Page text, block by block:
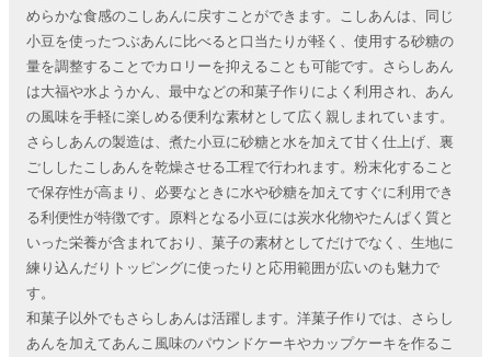
めらかな食感のこしあんに戻すことができます。こしあんは、同じ
小豆を使ったつぶあんに比べると口当たりが軽く、使用する砂糖の
量を調整することでカロリーを抑えることも可能です。さらしあん
は大福や水ようかん、最中などの和菓子作りによく利用され、あん
の風味を手軽に楽しめる便利な素材として広く親しまれています。
さらしあんの製造は、煮た小豆に砂糖と水を加えて甘く仕上げ、裏
ごししたこしあんを乾燥させる工程で行われます。粉末化すること
で保存性が高まり、必要なときに水や砂糖を加えてすぐに利用でき
る利便性が特徴です。原料となる小豆には炭水化物やたんぱく質と
いった栄養が含まれており、菓子の素材としてだけでなく、生地に
練り込んだりトッピングに使ったりと応用範囲が広いのも魅力で
す。
和菓子以外でもさらしあんは活躍します。洋菓子作りでは、さらし
あんを加えてあんこ風味のパウンドケーキやカップケーキを作るこ